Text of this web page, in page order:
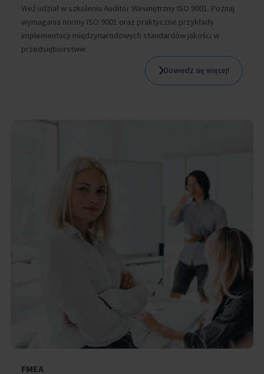
Weź udział w szkoleniu Auditor Wewnętrzny ISO 9001. Poznaj
wymagania normy ISO 9001 oraz praktyczne przykłady
implementacji międzynarodowych standardów jakości w
przedsiębiorstwie.
Dowiedz się więcej!
FMEA